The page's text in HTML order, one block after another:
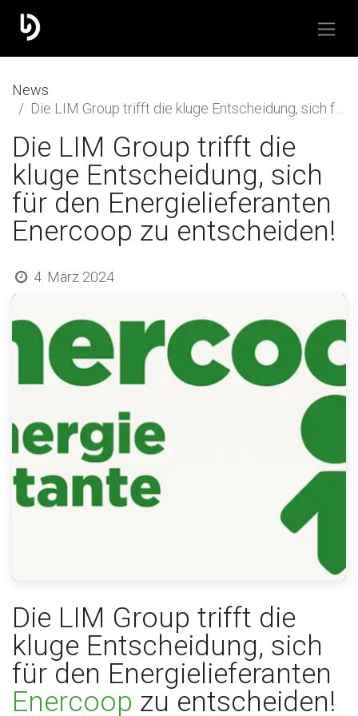
​News
Die LIM Group trifft die kluge Entscheidung, sich für den Energielieferanten Enercoop zu entscheiden!
Die LIM Group trifft die
kluge Entscheidung, sich
für den Energielieferanten
Enercoop zu entscheiden!
4. März 2024
Die LIM Group trifft die
kluge Entscheidung, sich
für den Energielieferanten
Enercoop zu entscheiden!